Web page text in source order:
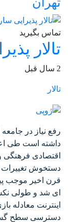
تماس بگیرید
تالار
2 سال قبل
تالار
رفع نیاز در
داشته است طی
اقتصادی فرهنگی
دستخوش
قرن اخیر موجب
ای شد و طولی
اینترنت معادله
دسترسی سطح